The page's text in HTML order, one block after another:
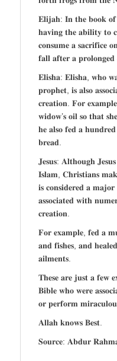
𝐄𝐥𝐢𝐣𝐚𝐡: 𝐈𝐧 𝐭𝐡𝐞 𝐛𝐨𝐨𝐤
𝐡𝐚𝐯𝐢𝐧𝐠 𝐭𝐡𝐞 𝐚𝐛𝐢𝐥𝐢𝐭𝐲
𝐜𝐨𝐧𝐬𝐮𝐦𝐞 𝐚 𝐬𝐚𝐜𝐫𝐢𝐟𝐢𝐜𝐞
𝐟𝐚𝐥𝐥 𝐚𝐟𝐭𝐞𝐫 𝐚
𝐄𝐥𝐢𝐬𝐡𝐚: 𝐄𝐥𝐢𝐬𝐡𝐚, 𝐰𝐡𝐨
𝐩𝐫𝐨𝐩𝐡𝐞𝐭, 𝐢𝐬 𝐚𝐥𝐬𝐨
𝐜𝐫𝐞𝐚𝐭𝐢𝐨𝐧. 𝐅𝐨𝐫
𝐰𝐢𝐝𝐨𝐰’𝐬 𝐨𝐢𝐥 𝐬𝐨 𝐭𝐡𝐚𝐭
𝐡𝐞 𝐚𝐥𝐬𝐨 𝐟𝐞𝐝 𝐚
𝐛𝐫𝐞𝐚𝐝.
𝐉𝐞𝐬𝐮𝐬: 𝐀𝐥𝐭𝐡𝐨𝐮𝐠𝐡 𝐉𝐞𝐬𝐮𝐬
𝐈𝐬𝐥𝐚𝐦, 𝐂𝐡𝐫𝐢𝐬𝐭𝐢𝐚𝐧𝐬
𝐢𝐬 𝐜𝐨𝐧𝐬𝐢𝐝𝐞𝐫𝐞𝐝 𝐚 𝐦𝐚𝐣𝐨𝐫
𝐚𝐬𝐬𝐨𝐜𝐢𝐚𝐭𝐞𝐝 𝐰𝐢𝐭𝐡
𝐜𝐫𝐞𝐚𝐭𝐢𝐨𝐧.
𝐅𝐨𝐫 𝐞𝐱𝐚𝐦𝐩𝐥𝐞, 𝐟𝐞𝐝 𝐚
𝐚𝐧𝐝 𝐟𝐢𝐬𝐡𝐞𝐬, 𝐚𝐧𝐝
𝐚𝐢𝐥𝐦𝐞𝐧𝐭𝐬.
𝐓𝐡𝐞𝐬𝐞 𝐚𝐫𝐞 𝐣𝐮𝐬𝐭 𝐚 𝐟𝐞𝐰
𝐁𝐢𝐛𝐥𝐞 𝐰𝐡𝐨 𝐰𝐞𝐫𝐞
𝐨𝐫 𝐩𝐞𝐫𝐟𝐨𝐫𝐦
𝐀𝐥𝐥𝐚𝐡 𝐤𝐧𝐨𝐰𝐬 𝐁𝐞𝐬𝐭.
𝐒𝐨𝐮𝐫𝐜𝐞: 𝐀𝐛𝐝𝐮𝐫